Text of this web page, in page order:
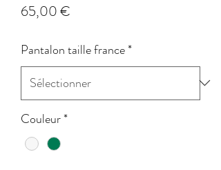
65,00 €
Pantalon taille france*
Couleur*